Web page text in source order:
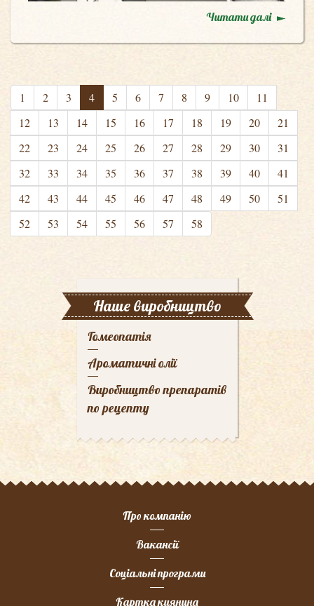
Читати далі
1 2 3 4 5 6 7 8 9 10
11
12
13 14 15 16 17 18 19 20
21
22
23 24 25 26 27 28 29 30
31
32
33 34 35 36 37 38 39 40
41
42
43 44 45 46 47 48 49 50
51
52
53 54 55 56 57 58
Наше виробництво
Гомеопатія
Ароматичні олії
Виробництво препаратів
по рецепту
Про компанію
Вакансії
Соціальні програми
Картка киянина